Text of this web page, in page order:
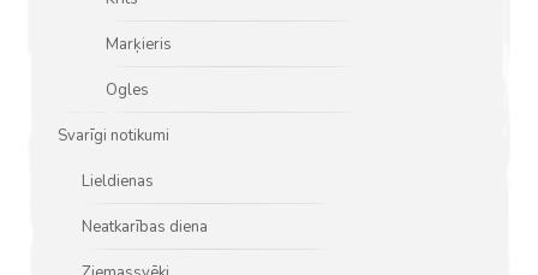
Marķieris
Ogles
Svarīgi notikumi
Lieldienas
Neatkarības diena